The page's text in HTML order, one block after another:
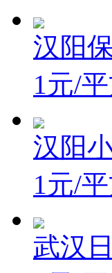
汉阳
1元/
汉阳
1元/
武汉